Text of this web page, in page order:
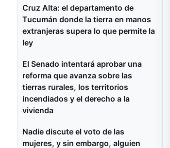
Cruz Alta: el departamento de
Tucumán donde la tierra en manos
extranjeras supera lo que permite la
ley
El Senado intentará aprobar una
reforma que avanza sobre las
tierras rurales, los territorios
incendiados y el derecho a la
vivienda
Nadie discute el voto de las
mujeres, y sin embargo, alguien